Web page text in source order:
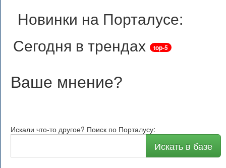
Новинки на Порталусе:
Сегодня в трендах
top-5
Ваше мнение?
Искали что-то другое? Поиск по Порталусу:
Искать в базе